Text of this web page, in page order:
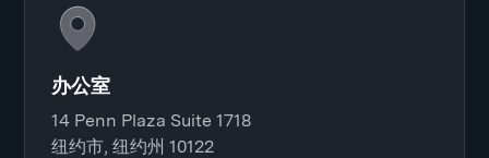
办公室
14 Penn Plaza Suite 1718
纽约市, 纽约州 10122